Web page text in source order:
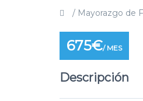
/ Mayorazgo de
675€/ MES
Descripción